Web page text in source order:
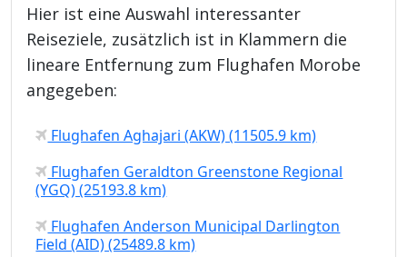
Hier ist eine Auswahl interessanter
Reiseziele, zusätzlich ist in Klammern die
lineare Entfernung zum Flughafen Morobe
angegeben:
Flughafen Aghajari (AKW) (11505.9 km)
Flughafen Geraldton Greenstone Regional
(YGQ) (25193.8 km)
Flughafen Anderson Municipal Darlington
Field (AID) (25489.8 km)